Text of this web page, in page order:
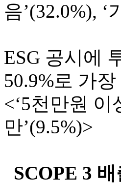
음’(32.0%), ‘
ESG 공시에
50.9%로 가
<‘5천만원 이
만’(9.5%)>
SCOPE 3